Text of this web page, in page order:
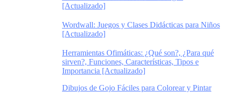
[Actualizado]
Wordwall: Juegos y Clases Didácticas para Niños
[Actualizado]
Herramientas Ofimáticas: ¿Qué son?, ¿Para qué
sirven?, Funciones, Características, Tipos e
Importancia [Actualizado]
Dibujos de Gojo Fáciles para Colorear y Pintar